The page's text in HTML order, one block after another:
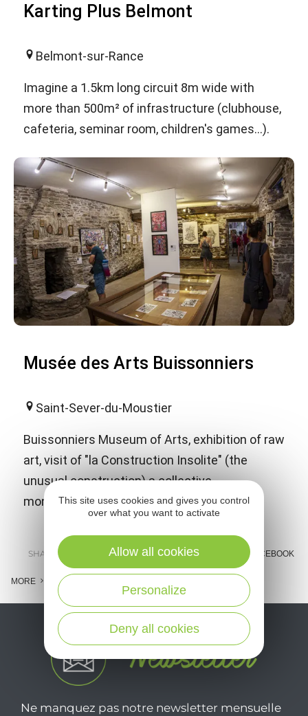
Karting Plus Belmont
Belmont-sur-Rance
Imagine a 1.5km long circuit 8m wide with
more than 500m² of infrastructure (clubhouse,
cafeteria, seminar room, children's games...).
Musée des Arts Buissonniers
Saint-Sever-du-Moustier
Buissonniers Museum of Arts, exhibition of raw
art, visit of "la Construction Insolite" (the
unusual construction) a collective
monumental work.
SHARE : E-MAIL MESSENGER FACEBOOK
MORE
Ne manquez pas notre newsletter mensuelle
This site uses cookies and gives you control
over what you want to activate
Deny all cookies
Personalize
Allow all cookies